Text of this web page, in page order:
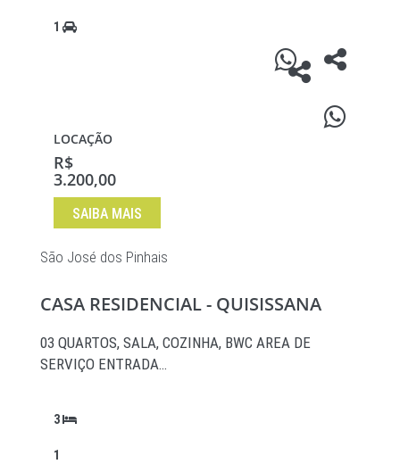
1
LOCAÇÃO
R$
3.200,00
SAIBA MAIS
São José dos Pinhais
CASA RESIDENCIAL - QUISISSANA
03 QUARTOS, SALA, COZINHA, BWC AREA DE
SERVIÇO ENTRADA…
3
1